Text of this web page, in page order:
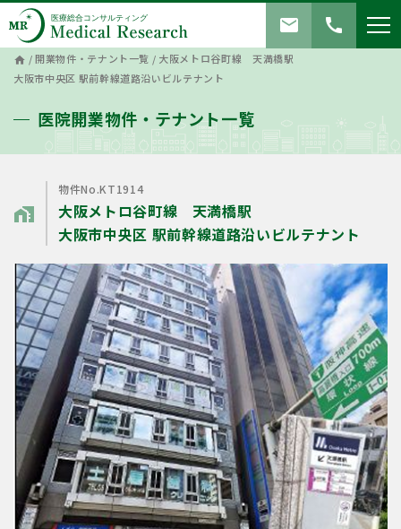
call
mail
home /開業物件・テナント一覧 / 大阪メトロ谷町線 天満橋駅
大阪市中央区 駅前幹線道路沿いビルテナント
医院開業物件・テナント一覧
home_work
物件No.KT1914
大阪メトロ谷町線 天満橋駅
大阪市中央区 駅前幹線道路沿いビルテナント